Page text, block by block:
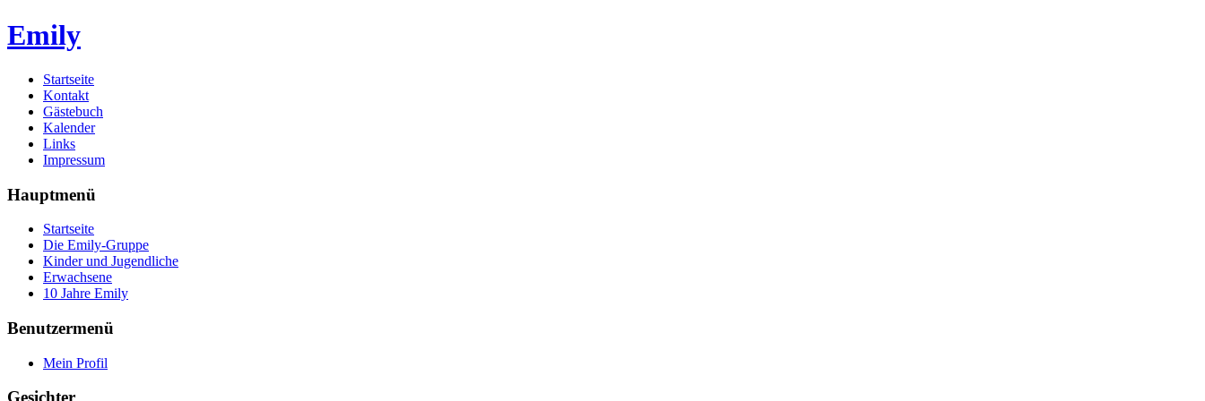
Emily
Startseite
Kontakt
Gästebuch
Kalender
Links
Impressum
Hauptmenü
Startseite
Die Emily-Gruppe
Kinder und Jugendliche
Erwachsene
10 Jahre Emily
Benutzermenü
Mein Profil